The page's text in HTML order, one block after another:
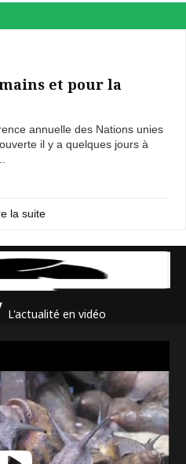
et pour la
annuelle des Nations unies
il y a quelques jours à
la suite
L'actualité en vidéo